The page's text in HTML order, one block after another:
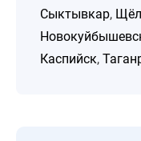
Сыктывкар,
Каспийск,